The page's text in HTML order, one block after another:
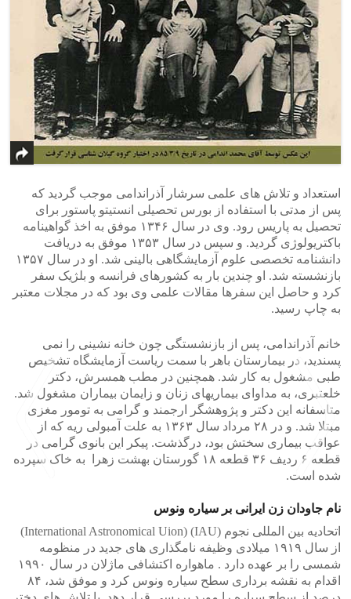
استعداد و تلاش های علمی سرشار آذراندامی موجب گردید که
پس از مدتی با استفاده از بورس تحصیلی انستیتو پاستور برای
تحصیل به پاریس رود. وی در سال ۱۳۴۶ موفق به اخذ گواهینامه
باکتریولوژی گردید. و سپس در سال ۱۳۵۳ موفق به دریافت
دانشنامه تخصصی علوم آزمایشگاهی بالینی شد. او در سال ۱۳۵۷
بازنشسته شد. او چندین بار به کشورهای فرانسه و بلژیک سفر
کرد و حاصل این سفرها مقالات علمی وی بود که در مجلات معتبر
به چاپ رسید.
خانم آذراندامی، پس از بازنشستگی چون خانه‌ نشینی را نمی‌
پسندید، در بیمارستان باهر با سمت ریاست آزمایشگاه تشخیص
طبی مشغول به کار شد. همچنین در مطب همسرش، دکتر
خلعتبری، به مداوای بیماریهای زنان و زایمان بیماران مشغول شد.
متاسفانه این دکتر و پژوهشگر ارجمند و گرامی به تومور مغزی
مبتلا شد. و در ۲۸ مرداد سال ۱۳۶۳ به علت آمبولی ریه که از
عواقب بیماری سختش بود، درگذشت. پیکر این بانوی گرامی در
قطعه ۶ ردیف ۳۶ قطعه ۱۸ گورستان بهشت زهرا به خاک سپرده
شده است.
نام جاودان زن ایرانی بر سیاره ونوس
اتحادیه بین المللی نجوم (IAU) (International Astronomical Uion)
از سال ۱۹۱۹ میلادی وظیفه نامگذاری های جدید در منظومه
شمسی را بر عهده دارد . ماهواره اکتشافی ماژلان در سال ۱۹۹۰
اقدام به نقشه برداری سطح سیاره ونوس کرد و موفق شد، ۸۴
<